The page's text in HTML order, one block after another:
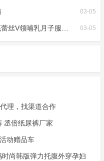
03-05
03-05
领哺乳月子服秋冬装
理，找渠道合作
丞倍纸尿裤厂家
动赠品车
尚韩版弹力托腹外穿孕妇